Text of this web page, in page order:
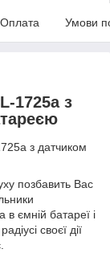
Оплата Умови
1725a з
з датчиком
позбавить Вас
в ємній батареї і
своєї дії